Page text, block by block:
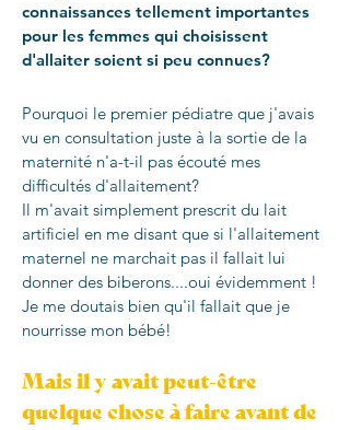
connaissances tellement importantes
pour les femmes qui choisissent
d'allaiter soient si peu connues?
Pourquoi le premier pédiatre que j'avais
vu en consultation juste à la sortie de la
maternité n'a-t-il pas écouté mes
difficultés d'allaitement?
Il m'avait simplement prescrit du lait
artificiel en me disant que si l'allaitement
maternel ne marchait pas il fallait lui
donner des biberons....oui évidemment !
Je me doutais bien qu'il fallait que je
nourrisse mon bébé!
Mais il y avait peut-être
quelque chose à faire avant de